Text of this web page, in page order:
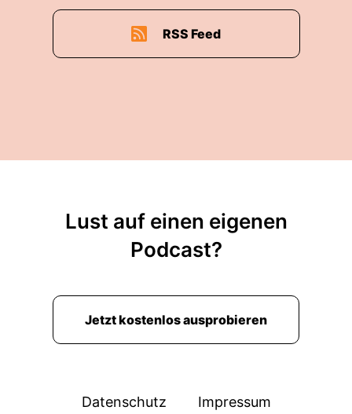
RSS Feed
Lust auf einen eigenen
Podcast?
Jetzt kostenlos ausprobieren
Datenschutz Impressum